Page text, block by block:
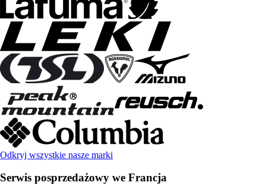
Odkryj wszystkie nasze marki
Serwis posprzedażowy we Francja